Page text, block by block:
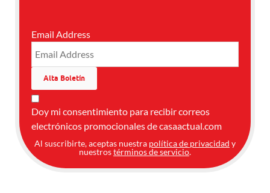
Email Address
Doy mi consentimiento para recibir correos
electrónicos promocionales de casaactual.com
Al suscribirte, aceptas nuestra política de privacidad y
nuestrostérminos de servicio.